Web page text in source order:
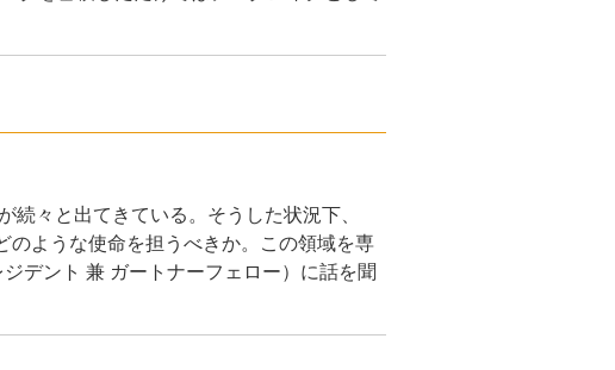
々と出てきている。そうした状況下、
のような使命を担うべきか。この領域を専
デント 兼 ガートナーフェロー）に話を聞